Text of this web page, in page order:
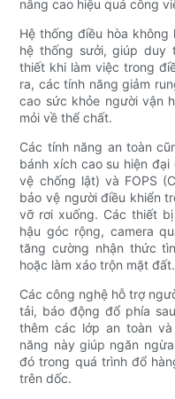
nâng cao hiệu quả công
Hệ thống điều hòa
hệ thống sưởi, giúp duy
thiết khi làm việc trong
ra, các tính năng giảm
cao sức khỏe người vận
mỏi về thể chất.
Các tính năng an toàn
bánh xích cao su hiện
vệ chống lật) và FOPS
bảo vệ người điều khiển
vỡ rơi xuống. Các thiết
hậu góc rộng, camera
tăng cường nhận thức
hoặc làm xáo trộn mặt đất.
Các công nghệ hỗ trợ
tải, báo động đổ phía
thêm các lớp an toàn
năng này giúp ngăn
đó trong quá trình đổ
trên dốc.